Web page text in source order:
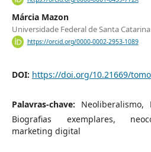
Márcia Mazon
Universidade Federal de Santa Catarina
https://orcid.org/0000-0002-2953-1089
DOI: https://doi.org/10.21669/
Palavras-chave: Neoliberalismo,
Biografias exemplares,
marketing digital